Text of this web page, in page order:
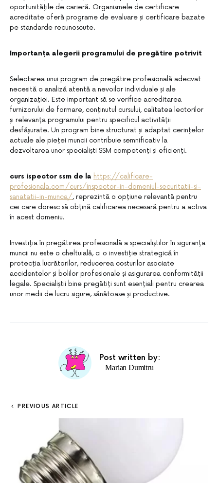
oportunitățile de carieră. Organismele de certificare
acreditate oferă programe de evaluare și certificare bazate
pe standarde recunoscute.
Importanța alegerii programului de pregătire potrivit
Selectarea unui program de pregătire profesională adecvat
necesită o analiză atentă a nevoilor individuale și ale
organizației. Este important să se verifice acreditarea
furnizorului de formare, conținutul cursului, calitatea lectorilor
și relevanța programului pentru specificul activității
desfășurate. Un program bine structurat și adaptat cerințelor
actuale ale pieței muncii contribuie semnificativ la
dezvoltarea unor specialiști SSM competenți și eficienți.
curs ispector ssm de la https://calificare-
profesionala.com/curs/inspector-in-domeniul-securitatii-si-
sanatatii-in-munca/, reprezintă o opțiune relevantă pentru
cei care doresc să obțină calificarea necesară pentru a activa
în acest domeniu.
Investiția în pregătirea profesională a specialiștilor în siguranța
muncii nu este o cheltuială, ci o investiție strategică în
protecția lucrătorilor, reducerea costurilor asociate
accidentelor și bolilor profesionale și asigurarea conformității
legale. Specialiștii bine pregătiți sunt esențiali pentru crearea
unor medii de lucru sigure, sănătoase și productive.
Post written by:
Marian Dumitru
PREVIOUS ARTICLE